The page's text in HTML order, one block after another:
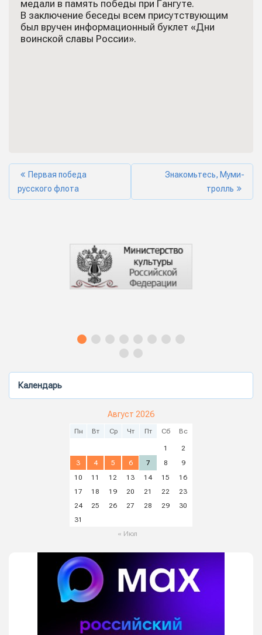
Календарь
Август 2026
Пн Вт Ср Чт Пт Сб Вс
1
2
3
4 5 6 7 8
9
10
11 12 13 14 15
16
17
18 19 20 21 22
23
24
25 26 27 28 29
30
31
« Июл
медали в память победы при Гангуте.
В заключение беседы всем присутствующим
был вручен информационный буклет «Дни
воинской славы России».
Первая победа
русского флота
Знакомьтесь, Муми-
тролль